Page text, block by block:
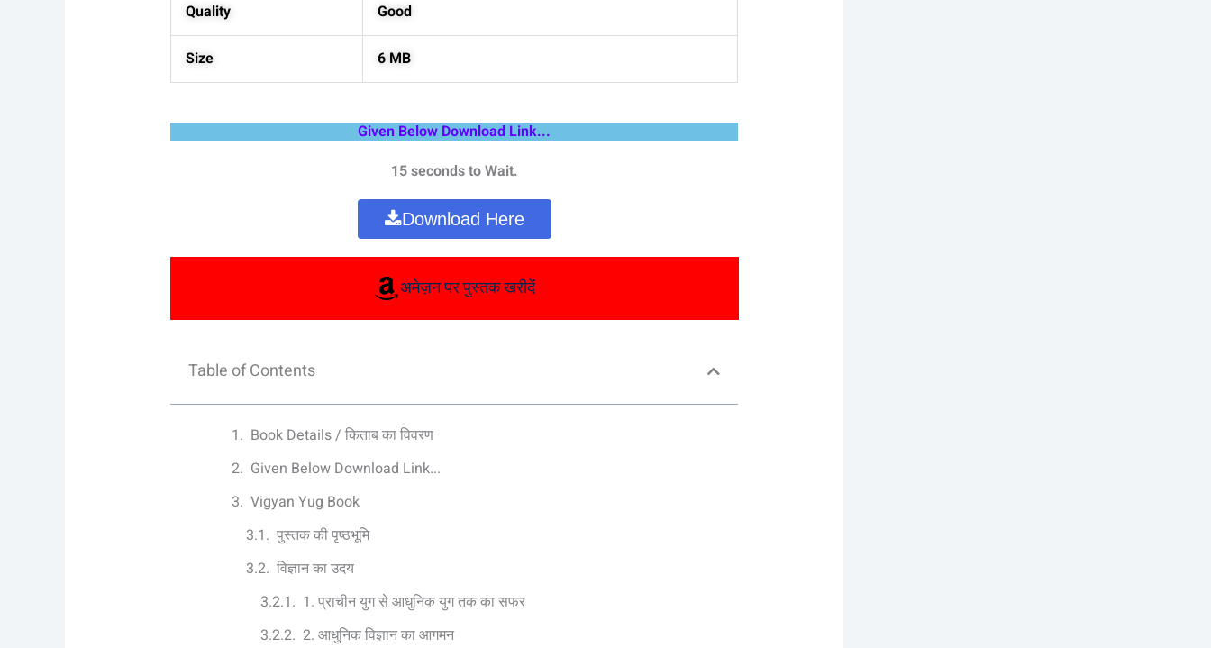
Quality Good
Size 6 MB
Given Below Download Link...
15 seconds to Wait.
Download Here
अमेज़न पर पुस्तक खरीदें
Table of Contents
Book Details / किताब का विवरण
Given Below Download Link...
Vigyan Yug Book
पुस्तक की पृष्ठभूमि
विज्ञान का उदय
1. प्राचीन युग से आधुनिक युग तक का सफर
2. आधुनिक विज्ञान का आगमन